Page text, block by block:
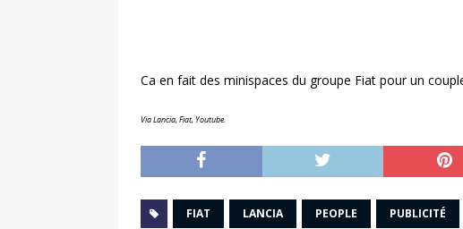
Ca en fait des minispaces du groupe Fiat pour un
Via Lancia, Fiat, Youtube.
FIAT LANCIA PEOPLE PUBLICITÉ